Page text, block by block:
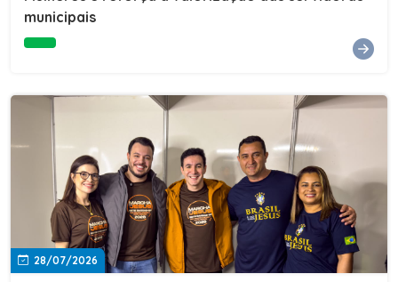
Cultura, Esporte e Lazer, Paulo Thomas, prestigiou os
compromisso da nossa gestão com a inclusão,
oferecendo a jovens e adultos a oportunidade de
concluir seus estudos e construir um futuro melhor.
Cada certificado entregue simboliza esforço,
determinação e a certeza de que investir em educação
é investir no desenvolvimento de Sete Barras."A
Prefeitura de Sete Barras também agradeceu ao SESI,
parceiro fundamental na retomada e ampliação da
Educação de Jovens e Adultos, aos professores, à
equipe da Secretaria Municipal de Educação e a todos
os profissionais que contribuíram para que esse
importante projeto voltasse a transformar a vida de
municipais
28/07/2026